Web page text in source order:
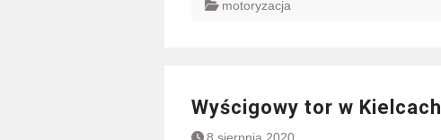
motoryzacja
Wyścigowy tor w Kielcach